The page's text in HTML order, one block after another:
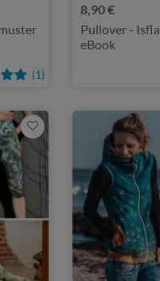
(1)
8,90 €
Pullover -
eBook